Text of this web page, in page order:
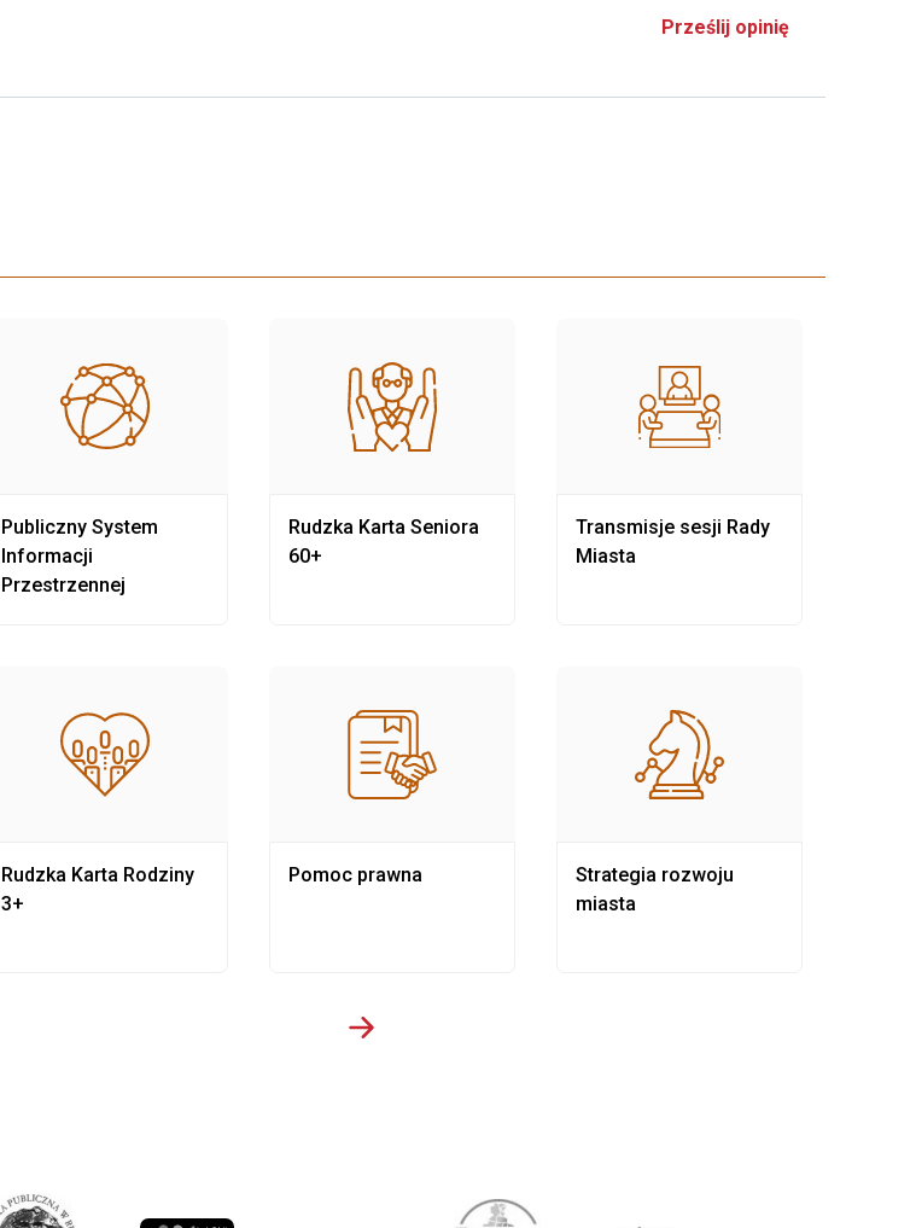
Prześlij opinię
Publiczny System
Informacji
Przestrzennej
Rudzka Karta Rodziny
3+
Rudzka Karta Seniora
60+
Pomoc prawna
Transmisje sesji Rady
Miasta
Strategia rozwoju
miasta